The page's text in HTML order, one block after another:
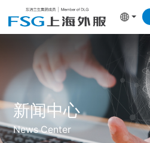
新闻中心
News Center